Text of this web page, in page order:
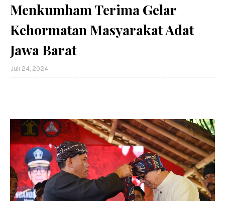
Menkumham Terima Gelar
Kehormatan Masyarakat Adat
Jawa Barat
Juli 24, 2024